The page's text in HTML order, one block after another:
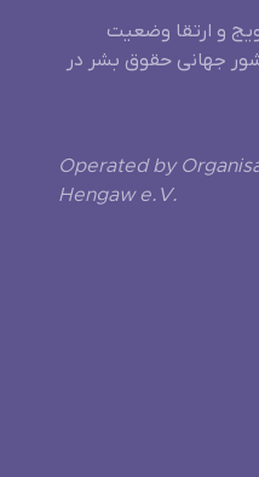
و ارتقا وضعیت
جهانی حقوق بشر در
Operated by
Hengaw e.V.